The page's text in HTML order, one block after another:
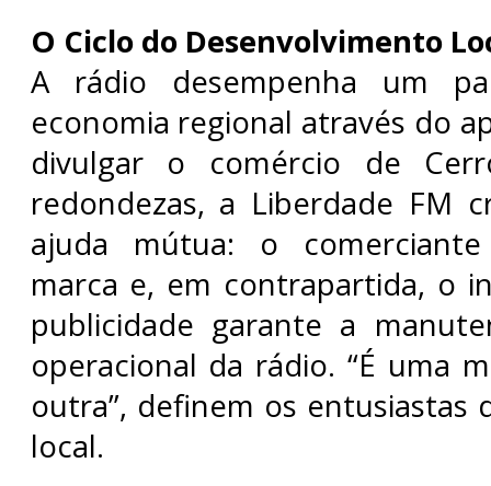
O Ciclo do Desenvolvimento
A rádio desempenha um
economia regional através do
divulgar o comércio de
redondezas, a Liberdade FM
ajuda mútua: o
marca e, em contrapartida, o
publicidade garante a
operacional da rádio. “É uma
outra”, definem os entusiastas
local.